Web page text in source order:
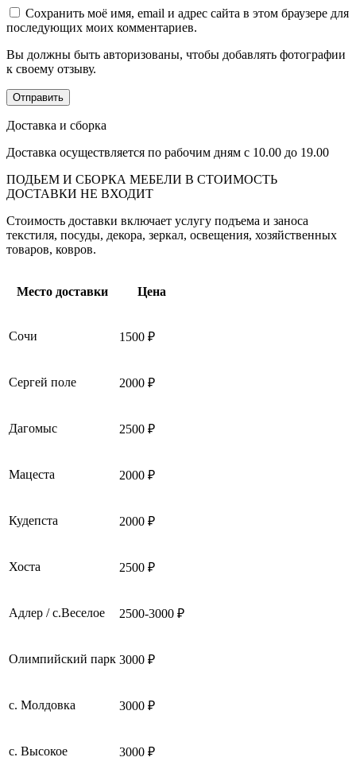
Сохранить моё имя, email и адрес сайта в этом браузере для
последующих моих комментариев.
Вы должны быть авторизованы, чтобы добавлять фотографии
к своему отзыву.
Доставка и сборка
Доставка осуществляется по рабочим дням с 10.00 до 19.00
ПОДЬЕМ И СБОРКА МЕБЕЛИ В СТОИМОСТЬ
ДОСТАВКИ НЕ ВХОДИТ
Стоимость доставки включает услугу подъема и заноса
текстиля, посуды, декора, зеркал, освещения, хозяйственных
товаров, ковров.
Место доставки Цена
Сочи 1500 ₽
Сергей поле 2000 ₽
Дагомыс 2500 ₽
Мацеста 2000 ₽
Кудепста 2000 ₽
Хоста 2500 ₽
Адлер / с.Веселое 2500-3000 ₽
Олимпийский парк 3000 ₽
с. Молдовка 3000 ₽
с. Высокое 3000 ₽